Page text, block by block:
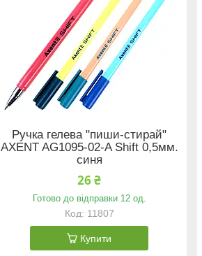
Ручка гелева "пиши-стирай"
AXENT AG1095-02-A Shift 0,5мм.
синя
26 ₴
Готово до відправки 12 од.
11807
Купити